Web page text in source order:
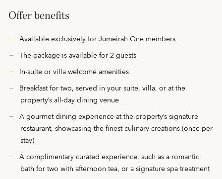
Offer benefits
Available exclusively for Jumeirah One members
The package is available for 2 guests
In-suite or villa welcome amenities
Breakfast for two, served in your suite, villa, or at the
property’s all-day dining venue
A gourmet dining experience at the property’s signature
restaurant, showcasing the finest culinary creations (once per
stay)
A complimentary curated experience, such as a romantic
bath for two with afternoon tea, or a signature spa treatment